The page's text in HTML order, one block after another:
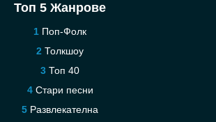
Топ 5 Жанрове
Поп-Фолк
Толкшоу
Топ 40
Стари песни
Развлекателна